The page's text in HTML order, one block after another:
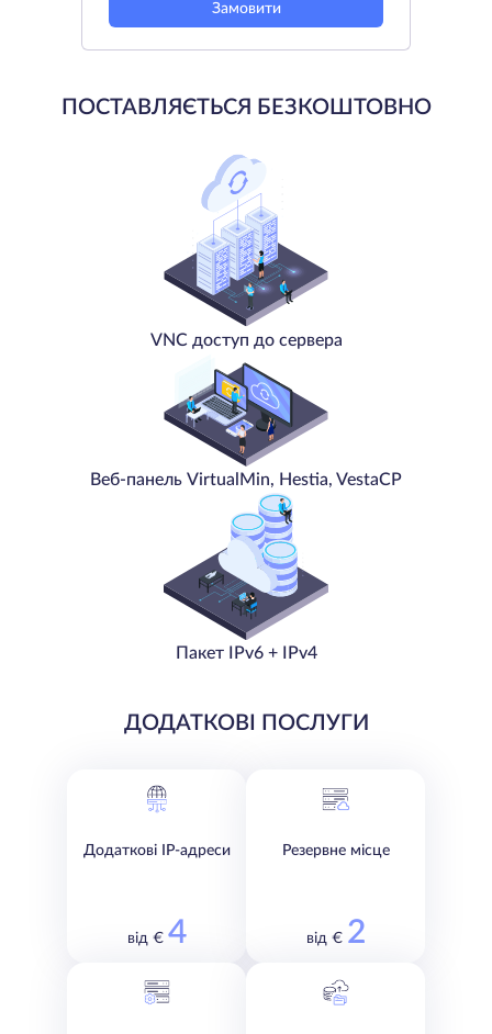
Замовити
ПОСТАВЛЯЄТЬСЯ БЕЗКОШТОВНО
VNC доступ до сервера
Веб-панель VirtualMin, Hestia, VestaCP
Пакет IPv6 + IPv4
ДОДАТКОВІ ПОСЛУГИ
Додаткові IP-адреси
від € 4
Резервне місце
від € 2